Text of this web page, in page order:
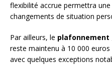
flexibilité accrue permettra
changements de situation
Par ailleurs, le plafonnement
reste maintenu à 10 000
avec quelques exceptions